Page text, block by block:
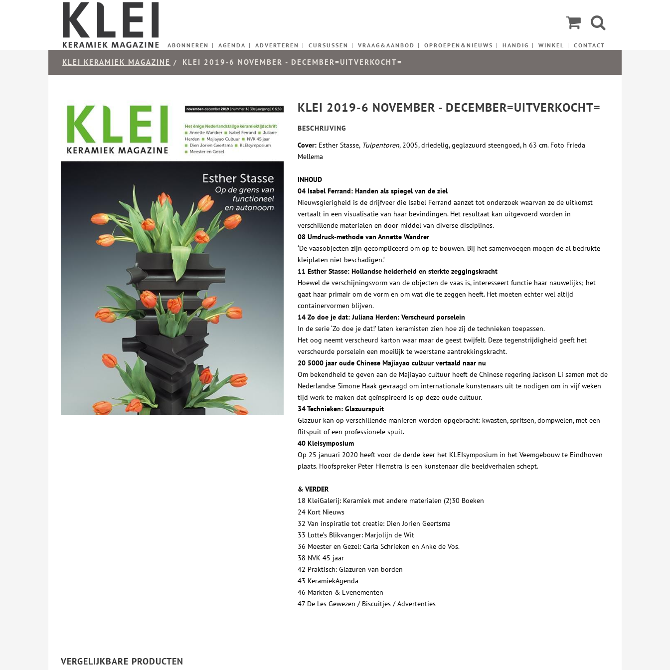
ABONNEREN AGENDA ADVERTEREN CURSUSSEN VRAAG&AANBOD OPROEPEN&NIEUWS HANDIG WINKEL CONTACT
KLEI KERAMIEK MAGAZINE / KLEI 2019-6 NOVEMBER - DECEMBER=UITVERKOCHT=
KLEI 2019-6 NOVEMBER - DECEMBER=UITVERKOCHT=
BESCHRIJVING
Cover: Esther Stasse, Tulpentoren, 2005, driedelig, geglazuurd steengoed, h 63 cm. Foto Frieda
Mellema
INHOUD
04 Isabel Ferrand: Handen als spiegel van de ziel
Nieuwsgierigheid is de drijfveer die Isabel Ferrand aanzet tot onderzoek waarvan ze de uitkomst
vertaalt in een visualisatie van haar bevindingen. Het resultaat kan uitgevoerd worden in
verschillende materialen en door middel van diverse disciplines.
08 Umdruck-methode van Annette Wandrer
‘De vaasobjecten zijn gecompliceerd om op te bouwen. Bij het samenvoegen mogen de al bedrukte
kleiplaten niet beschadigen.’
11 Esther Stasse: Hollandse helderheid en sterkte zeggingskracht
Hoewel de verschijningsvorm van de objecten de vaas is, interesseert functie haar nauwelijks; het
gaat haar primair om de vorm en om wat die te zeggen heeft. Het moeten echter wel altijd
containervormen blijven.
14 Zo doe je dat: Juliana Herden: Verscheurd porselein
In de serie ‘Zo doe je dat!’ laten keramisten zien hoe zij de technieken toepassen.
Het oog neemt verscheurd karton waar maar de geest twijfelt. Deze tegenstrijdigheid geeft het
verscheurde porselein een moeilijk te weerstane aantrekkingskracht.
20 5000 jaar oude Chinese Majiayao cultuur vertaald naar nu
Om bekendheid te geven aan de Majiayao cultuur heeft de Chinese regering Jackson Li samen met de
Nederlandse Simone Haak gevraagd om internationale kunstenaars uit te nodigen om in vijf weken
tijd werk te maken dat geïnspireerd is op deze oude cultuur.
34 Technieken: Glazuurspuit
Glazuur kan op verschillende manieren worden opgebracht: kwasten, spritsen, dompwelen, met een
flitspuit of een professionele spuit.
40 Kleisymposium
Op 25 januari 2020 heeft voor de derde keer het KLEIsymposium in het Veemgebouw te Eindhoven
plaats. Hoofspreker Peter Hiemstra is een kunstenaar die beeldverhalen schept.
& VERDER
18 KleiGalerij: Keramiek met andere materialen (2)30 Boeken
24 Kort Nieuws
32 Van inspiratie tot creatie: Dien Jorien Geertsma
33 Lotte’s Blikvanger: Marjolijn de Wit
36 Meester en Gezel: Carla Schrieken en Anke de Vos.
38 NVK 45 jaar
42 Praktisch: Glazuren van borden
43 KeramiekAgenda
46 Markten & Evenementen
47 De Les Gewezen / Biscuitjes / Advertenties
VERGELIJKBARE PRODUCTEN